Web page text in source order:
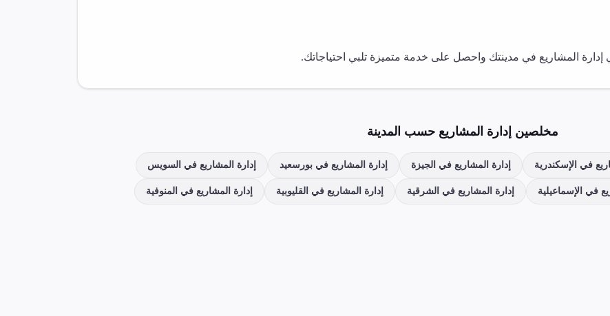
إدارة المشاريع في مدينتك واحصل على خدمة متميزة تلبي احتياجاتك.
مخلصين إدارة المشاريع حسب المدينة
في الإسكندرية إدارة المشاريع في الجيزة إدارة المشاريع فيبورسعيد إدارة المشاريع في السويس
في الإسماعيلية إدارة المشاريع في الشرقية إدارة المشاريع في القليوبية إدارة المشاريع في المنوفية